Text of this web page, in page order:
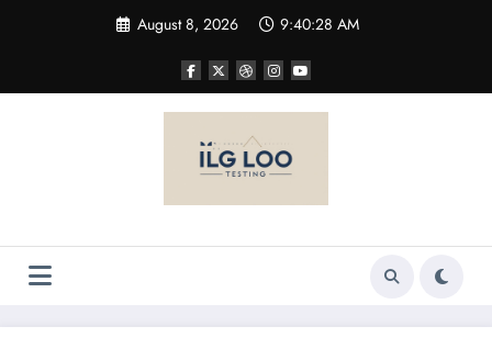
August 8, 2026 9:40:28 AM